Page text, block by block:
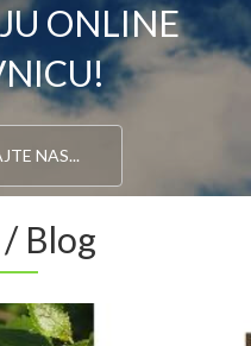
ONLINE
NAS...
Blog